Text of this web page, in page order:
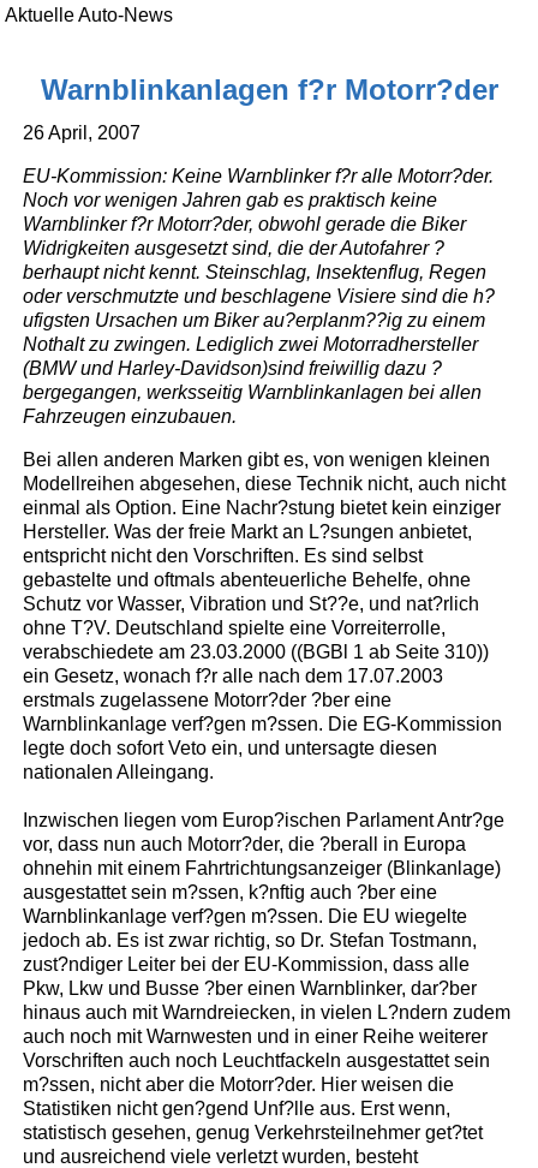
Aktuelle Auto-News
Warnblinkanlagen f?r Motorr?der
26 April, 2007
EU-Kommission: Keine Warnblinker f?r alle Motorr?der.
Noch vor wenigen Jahren gab es praktisch keine
Warnblinker f?r Motorr?der, obwohl gerade die Biker
Widrigkeiten ausgesetzt sind, die der Autofahrer ?
berhaupt nicht kennt. Steinschlag, Insektenflug, Regen
oder verschmutzte und beschlagene Visiere sind die h?
ufigsten Ursachen um Biker au?erplanm??ig zu einem
Nothalt zu zwingen. Lediglich zwei Motorradhersteller
(BMW und Harley-Davidson)sind freiwillig dazu ?
bergegangen, werksseitig Warnblinkanlagen bei allen
Fahrzeugen einzubauen.
Bei allen anderen Marken gibt es, von wenigen kleinen
Modellreihen abgesehen, diese Technik nicht, auch nicht
einmal als Option. Eine Nachr?stung bietet kein einziger
Hersteller. Was der freie Markt an L?sungen anbietet,
entspricht nicht den Vorschriften. Es sind selbst
gebastelte und oftmals abenteuerliche Behelfe, ohne
Schutz vor Wasser, Vibration und St??e, und nat?rlich
ohne T?V. Deutschland spielte eine Vorreiterrolle,
verabschiedete am 23.03.2000 ((BGBl 1 ab Seite 310))
ein Gesetz, wonach f?r alle nach dem 17.07.2003
erstmals zugelassene Motorr?der ?ber eine
Warnblinkanlage verf?gen m?ssen. Die EG-Kommission
legte doch sofort Veto ein, und untersagte diesen
nationalen Alleingang.
Inzwischen liegen vom Europ?ischen Parlament Antr?ge
vor, dass nun auch Motorr?der, die ?berall in Europa
ohnehin mit einem Fahrtrichtungsanzeiger (Blinkanlage)
ausgestattet sein m?ssen, k?nftig auch ?ber eine
Warnblinkanlage verf?gen m?ssen. Die EU wiegelte
jedoch ab. Es ist zwar richtig, so Dr. Stefan Tostmann,
zust?ndiger Leiter bei der EU-Kommission, dass alle
Pkw, Lkw und Busse ?ber einen Warnblinker, dar?ber
hinaus auch mit Warndreiecken, in vielen L?ndern zudem
auch noch mit Warnwesten und in einer Reihe weiterer
Vorschriften auch noch Leuchtfackeln ausgestattet sein
m?ssen, nicht aber die Motorr?der. Hier weisen die
Statistiken nicht gen?gend Unf?lle aus. Erst wenn,
statistisch gesehen, genug Verkehrsteilnehmer get?tet
und ausreichend viele verletzt wurden, besteht